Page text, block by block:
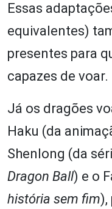
Essas
equivalentes)
presentes para
capazes de voar.
Já os dragões
Haku (da
Shenlong (da
Dragon Ball) e o
história sem fim),